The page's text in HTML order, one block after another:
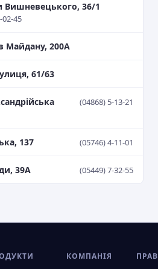
Вишневецького, 36/1
02-45
Майдану, 200А
61/63
(04868) 5-13-21
137 (05746) 4-11-01
39A (05449) 7-32-55
КОМПАНІЯ